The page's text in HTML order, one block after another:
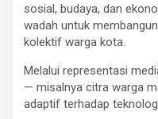
sosial, budaya, dan
wadah untuk
kolektif warga kota.
Melalui representasi
— misalnya citra warga
adaptif terhadap